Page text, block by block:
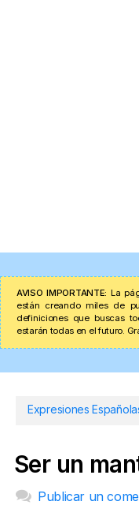
AVISO IMPORTANTE: La
están creando miles de
definiciones que buscas
estarán todas en el futuro.
Expresiones
Ser un
Publicar un